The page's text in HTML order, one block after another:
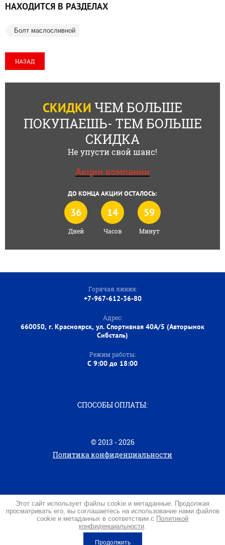
НАХОДИТСЯ В РАЗДЕЛАХ
Болт маслосливной
НАЗАД
СКИДКИ ЧЕМ БОЛЬШЕ
ПОКУПАЕШЬ- ТЕМ БОЛЬШЕ
СКИДКА
Не упусти свой шанс!
Акции компании
ДО КОНЦА АКЦИИ ОСТАЛОСЬ:
36
Дней
14
Часов
59
Минут
Горячая линия:
+7-967-612-36-80
Адрес:
660050, г. Красноярск, ул. Спортивная 40А/5 (Авторынок
Сибсталь)
Режим работы:
C 9:00 до 18:00
СПОСОБЫ ОПЛАТЫ:
© 2013 - 2026
Политика конфиденциальности
создать интернет магазин— megagroup.ru, сайты с
CMS
Этот сайт использует файлы cookie и метаданные. Продолжая
просматривать его, вы соглашаетесь на использование нами файлов
cookie и метаданных в соответствии с Политикой
конфиденциальности.
Продолжить